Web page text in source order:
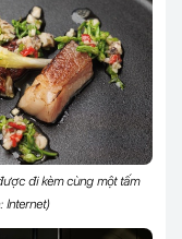
đi kèm cùng một tấm
Internet)